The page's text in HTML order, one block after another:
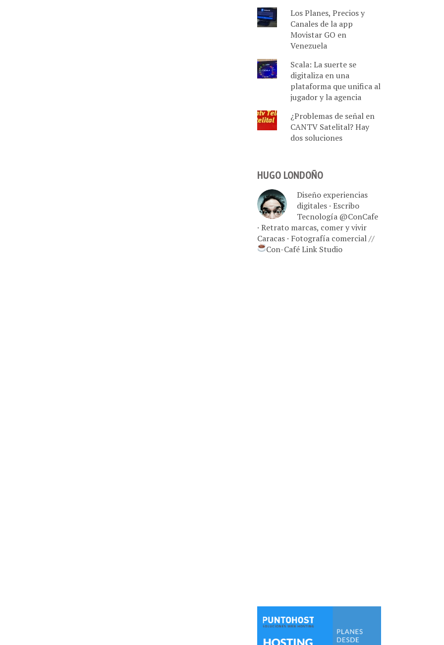
Los Planes, Precios y
Canales de la app
Movistar GO en
Venezuela
Scala: La suerte se
digitaliza en una
plataforma que unifica al
jugador y la agencia
¿Problemas de señal en
CANTV Satelital? Hay
dos soluciones
HUGO LONDOÑO
Diseño experiencias
digitales · Escribo
Tecnología @ConCafe
· Retrato marcas, comer y vivir
Caracas · Fotografía comercial //
Con-Café Link Studio